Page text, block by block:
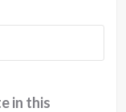
in this